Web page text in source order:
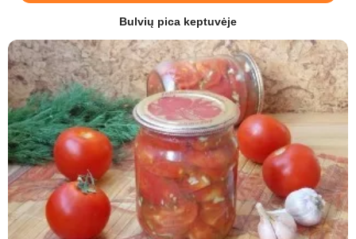
Bulvių pica keptuvėje